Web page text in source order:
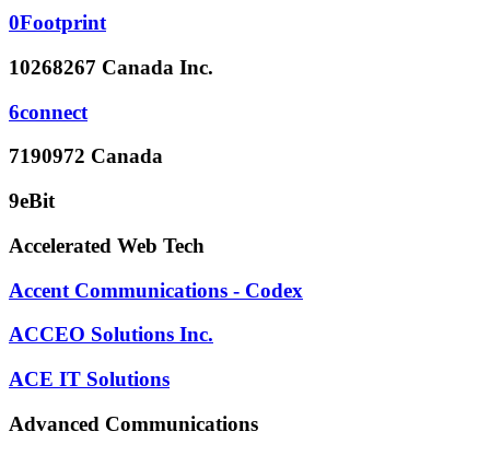
0Footprint
10268267 Canada Inc.
6connect
7190972 Canada
9eBit
Accelerated Web Tech
Accent Communications - Codex
ACCEO Solutions Inc.
ACE IT Solutions
Advanced Communications